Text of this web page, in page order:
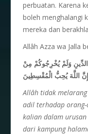
perbuatan. Karena
boleh menghalangi
mereka dan
Allâh Azza wa Jalla
الدِّينِ وَلَمْ يُخْرِجُوكُمْ مِنْ
اللَّهَ يُحِبُّ الْمُقْسِطِينَ
Allâh tidak
adil terhadap
kalian dalam
dari kampung